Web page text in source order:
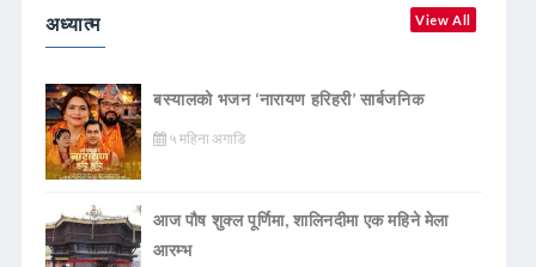
अध्यात्म View All
बस्यालको भजन ‘नारायण हरिहरी’ सार्बजनिक
५ महिना अगाडि
आज पौष शुक्ल पूर्णिमा, शालिनदीमा एक महिने मेला
आरम्भ